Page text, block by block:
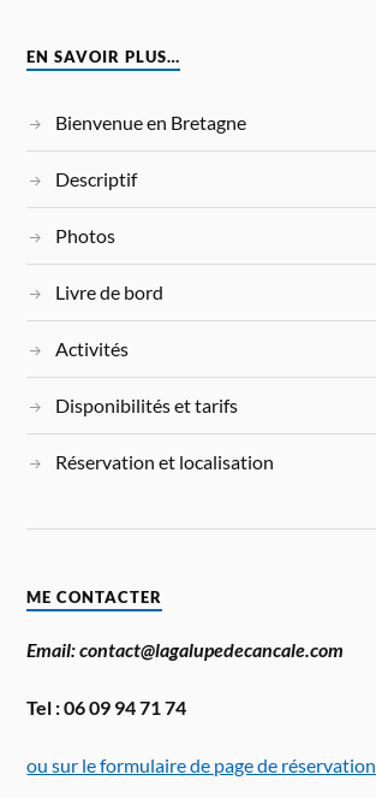
EN SAVOIR PLUS…
Bienvenue en Bretagne
Descriptif
Photos
Livre de bord
Activités
Disponibilités et tarifs
Réservation et localisation
ME CONTACTER
Email: contact@lagalupedecancale.com
Tel : 06 09 94 71 74
ou sur le formulaire de page de réservation